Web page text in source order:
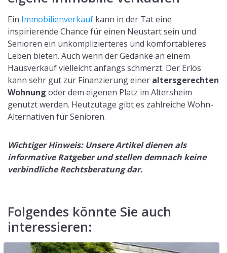
Ein Immobilienverkauf kann in der Tat eine
inspirierende Chance für einen Neustart sein und
Senioren ein unkomplizierteres und komfortableres
Leben bieten. Auch wenn der Gedanke an einem
Hausverkauf vielleicht anfangs schmerzt. Der Erlös
kann sehr gut zur Finanzierung einer altersgerechten
Wohnung oder dem eigenen Platz im Altersheim
genutzt werden. Heutzutage gibt es zahlreiche Wohn-
Alternativen für Senioren.
Wichtiger Hinweis: Unsere Artikel dienen als
informative Ratgeber und stellen demnach keine
verbindliche Rechtsberatung dar.
Folgendes könnte Sie auch
interessieren: